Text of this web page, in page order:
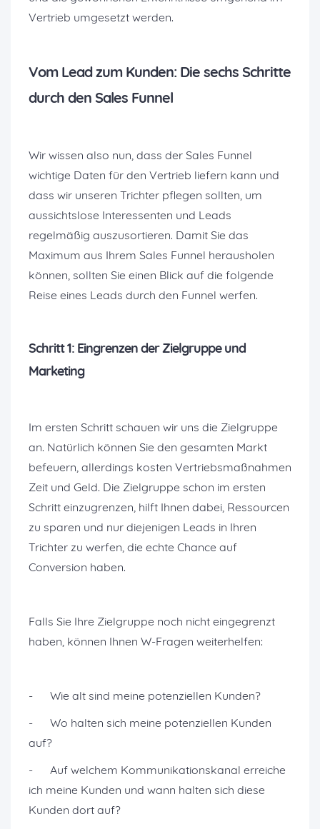
Vertrieb umgesetzt werden.
Vom Lead zum Kunden: Die sechs Schritte
durch den Sales Funnel
Wir wissen also nun, dass der Sales Funnel
wichtige Daten für den Vertrieb liefern kann und
dass wir unseren Trichter pflegen sollten, um
aussichtslose Interessenten und Leads
regelmäßig auszusortieren. Damit Sie das
Maximum aus Ihrem Sales Funnel herausholen
können, sollten Sie einen Blick auf die folgende
Reise eines Leads durch den Funnel werfen.
Schritt 1: Eingrenzen der Zielgruppe und
Marketing
Im ersten Schritt schauen wir uns die Zielgruppe
an. Natürlich können Sie den gesamten Markt
befeuern, allerdings kosten Vertriebsmaßnahmen
Zeit und Geld. Die Zielgruppe schon im ersten
Schritt einzugrenzen, hilft Ihnen dabei, Ressourcen
zu sparen und nur diejenigen Leads in Ihren
Trichter zu werfen, die echte Chance auf
Conversion haben.
Falls Sie Ihre Zielgruppe noch nicht eingegrenzt
haben, können Ihnen W-Fragen weiterhelfen:
- Wie alt sind meine potenziellen Kunden?
- Wo halten sich meine potenziellen Kunden
auf?
- Auf welchem Kommunikationskanal erreiche
ich meine Kunden und wann halten sich diese
Kunden dort auf?